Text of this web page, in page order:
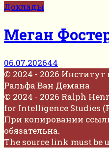
Доклады
Меган
06.07.202644
© 2024 - 2026
Ральфа Ван Демана
© 2024 - 2026 Ralph
for Intelligence Studies
При копировании
обязательна.
The source link must be